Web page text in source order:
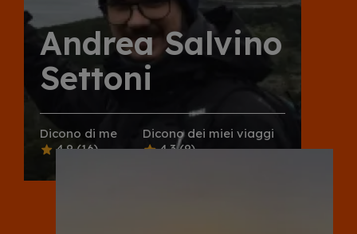
Andrea Salvino
Settoni
Dicono di me
4.9(16)
Dicono dei miei viaggi
4.3(9)